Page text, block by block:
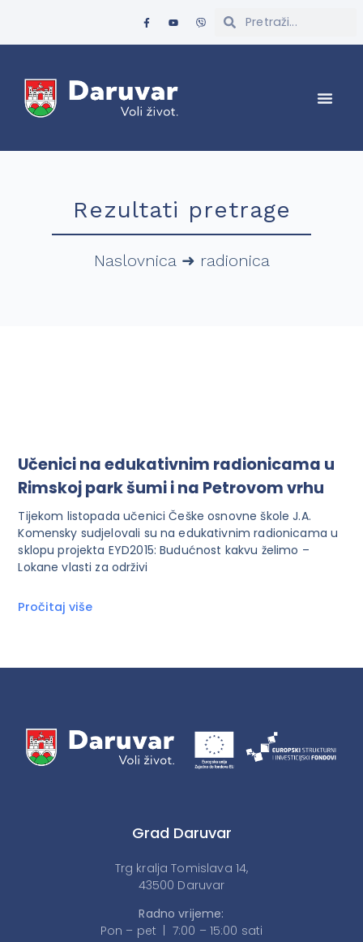
Rezultati pretrage
Naslovnica ➜ radionica
Učenici na edukativnim radionicama u
Rimskoj park šumi i na Petrovom vrhu
Tijekom listopada učenici Češke osnovne škole J.A.
Komensky sudjelovali su na edukativnim radionicama u
sklopu projekta EYD2015: Budućnost kakvu želimo –
Lokane vlasti za održivi
Pročitaj više
Grad Daruvar
Trg kralja Tomislava 14,
43500 Daruvar
Radno vrijeme:
Pon – pet | 7:00 – 15:00 sati